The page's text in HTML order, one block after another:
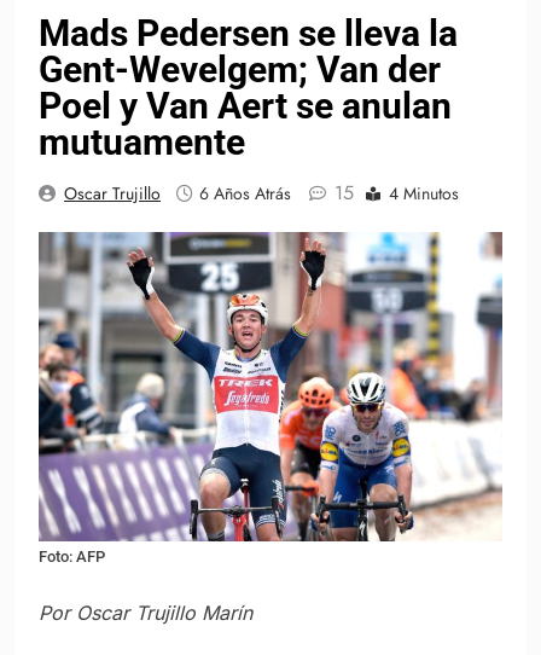
Mads Pedersen se lleva la
Gent-Wevelgem; Van der
Poel y Van Aert se anulan
mutuamente
Oscar Trujillo 6 Años Atrás 15 4 Minutos
Foto: AFP
Por Oscar Trujillo Marín